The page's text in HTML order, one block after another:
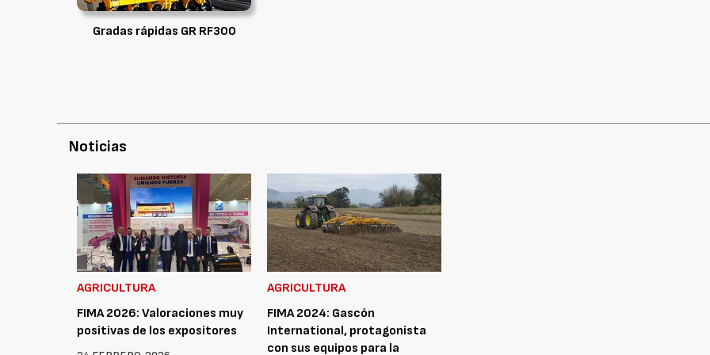
Gradas rápidas GR RF300
Noticias
AGRICULTURA
FIMA 2026: Valoraciones muy
positivas de los expositores
AGRICULTURA
FIMA 2024: Gascón
International, protagonista
con sus equipos para la